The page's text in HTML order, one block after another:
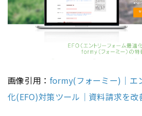
画像引用： formy(フォーミー)｜エ
化(EFO)対策ツール｜資料請求を改